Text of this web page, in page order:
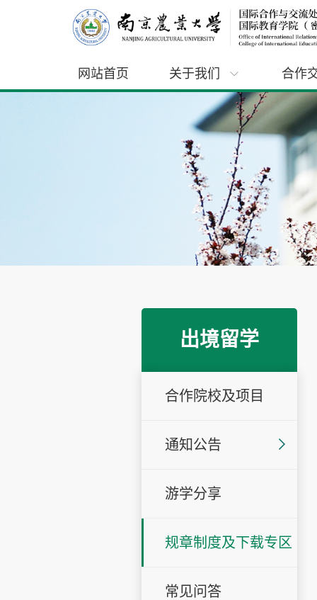
网站首页 关于我们 合作
出境留学
合作院校及项目
通知公告
游学分享
规章制度及下载专区
常见问答